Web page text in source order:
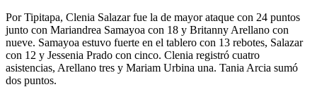
Por Tipitapa, Clenia Salazar fue la de mayor ataque con 24 puntos
junto con Mariandrea Samayoa con 18 y Britanny Arellano con
nueve. Samayoa estuvo fuerte en el tablero con 13 rebotes, Salazar
con 12 y Jessenia Prado con cinco. Clenia registró cuatro
asistencias, Arellano tres y Mariam Urbina una. Tania Arcia sumó
dos puntos.